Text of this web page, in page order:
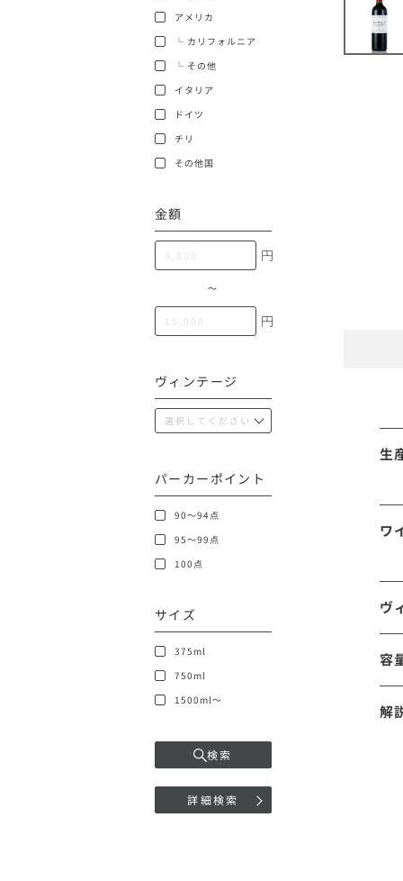
ローヌ
お得な情報を受け取る
アメリカ
└ カリフォルニア
└ その他
イタリア
ドイツ
チリ
その他国
金額
円
〜
円
ヴィンテージ
パーカーポイント
90～94点
95～99点
100点
サイズ
375ml
750ml
1500ml～
検索
詳細検索
生
ワ
ヴ
容
解